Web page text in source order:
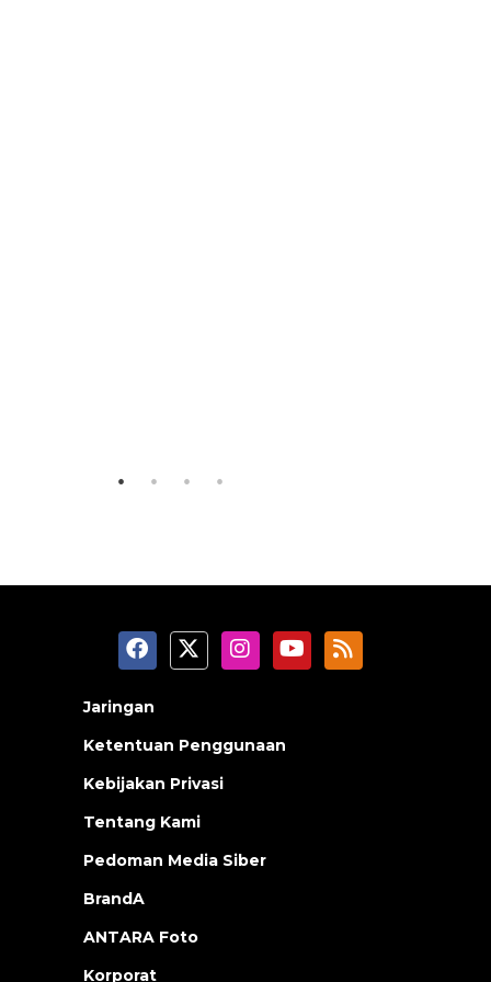
Jaringan
Ketentuan Penggunaan
Kebijakan Privasi
Tentang Kami
Pedoman Media Siber
BrandA
ANTARA Foto
Korporat